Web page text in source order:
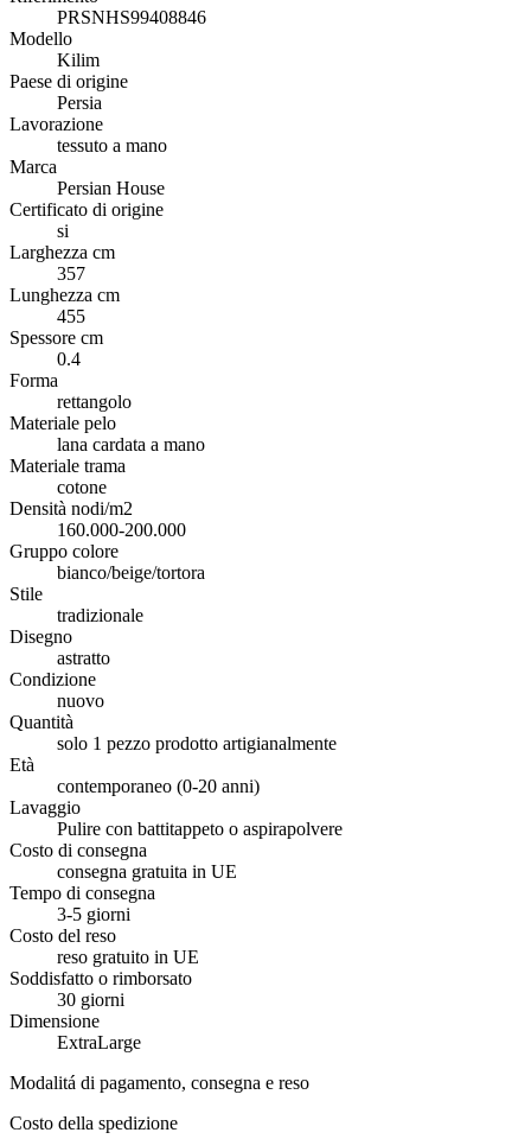
PRSNHS99408846
Modello
Kilim
Paese di origine
Persia
Lavorazione
tessuto a mano
Marca
Persian House
Certificato di origine
si
Larghezza cm
357
Lunghezza cm
455
Spessore cm
0.4
Forma
rettangolo
Materiale pelo
lana cardata a mano
Materiale trama
cotone
Densità nodi/m2
160.000-200.000
Gruppo colore
bianco/beige/tortora
Stile
tradizionale
Disegno
astratto
Condizione
nuovo
Quantità
solo 1 pezzo prodotto artigianalmente
Età
contemporaneo (0-20 anni)
Lavaggio
Pulire con battitappeto o aspirapolvere
Costo di consegna
consegna gratuita in UE
Tempo di consegna
3-5 giorni
Costo del reso
reso gratuito in UE
Soddisfatto o rimborsato
30 giorni
Dimensione
ExtraLarge
Modalitá di pagamento, consegna e reso
Costo della spedizione